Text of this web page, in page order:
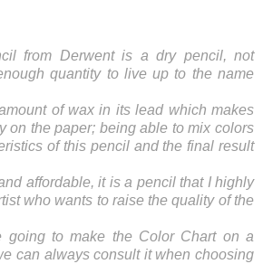
from Derwent is a dry pencil, not
quantity to live up to the name
of wax in its lead which makes
on the paper; being able to mix colors
of this pencil and the final result
affordable, it is a pencil that I highly
who wants to raise the quality of the
going to make the Color Chart on a
can always consult it when choosing